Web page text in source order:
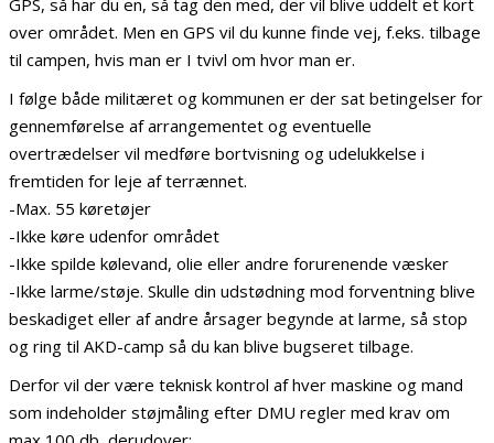
over området. Men en GPS vil du kunne finde vej, f.eks. tilbage
til campen, hvis man er I tvivl om hvor man er.
I følge både militæret og kommunen er der sat betingelser for
gennemførelse af arrangementet og eventuelle
overtrædelser vil medføre bortvisning og udelukkelse i
fremtiden for leje af terrænnet.
-Max. 55 køretøjer
-Ikke køre udenfor området
-Ikke spilde kølevand, olie eller andre forurenende væsker
-Ikke larme/støje. Skulle din udstødning mod forventning blive
beskadiget eller af andre årsager begynde at larme, så stop
og ring til AKD-camp så du kan blive bugseret tilbage.
Derfor vil der være teknisk kontrol af hver maskine og mand
som indeholder støjmåling efter DMU regler med krav om